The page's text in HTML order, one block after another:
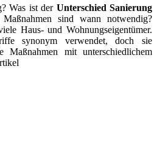
Was ist der Unterschied Sanierung
sind wann notwendig?
Haus- und Wohnungseigentümer.
synonym verwendet, doch sie
Maßnahmen mit unterschiedlichem